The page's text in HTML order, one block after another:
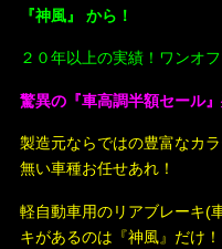
『神風』 から！
２０年以上の実績！ワンオ
驚異の『車高調半額セール
製造元ならではの豊富なカ
無い車種お任せあれ！
軽自動車用のリアブレーキ(
キがあるのは『神風』だけ！